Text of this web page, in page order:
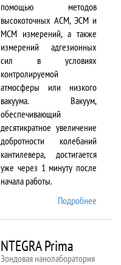
помощью методов
высокоточных АСМ, ЭСМ и
МСМ измерений, а также
измерений адгезионных
сил в условиях
контролируемой
атмосферы или низкого
вакуума. Вакуум,
обеспечивающий
десятикратное увеличение
добротности колебаний
кантилевера, достигается
уже через 1 минуту после
начала работы.
Подробнее
NTEGRA Prima
Зондовая нанолаборатория